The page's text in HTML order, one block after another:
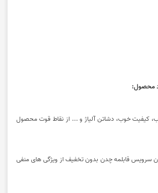
محصول:
کیفیت خوب، دشاتن آلیاژ و ... از نقاط قوت محصول
سرویس قابلمه چدن بدون تخفیف از ویژگی های منفی